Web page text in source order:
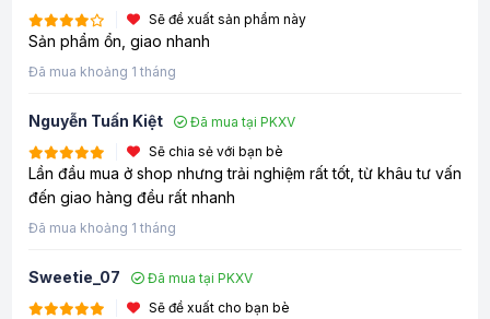
Sẽ đề xuất sản phẩm này
Sản phẩm ổn, giao nhanh
Đã mua khoảng 1 tháng
Nguyễn Tuấn Kiệt
Đã mua tại PKXV
Sẽ chia sẻ với bạn bè
Lần đầu mua ở shop nhưng trải nghiệm rất tốt, từ khâu tư vấn
đến giao hàng đều rất nhanh
Đã mua khoảng 1 tháng
Sweetie_07
Đã mua tại PKXV
Sẽ đề xuất cho bạn bè